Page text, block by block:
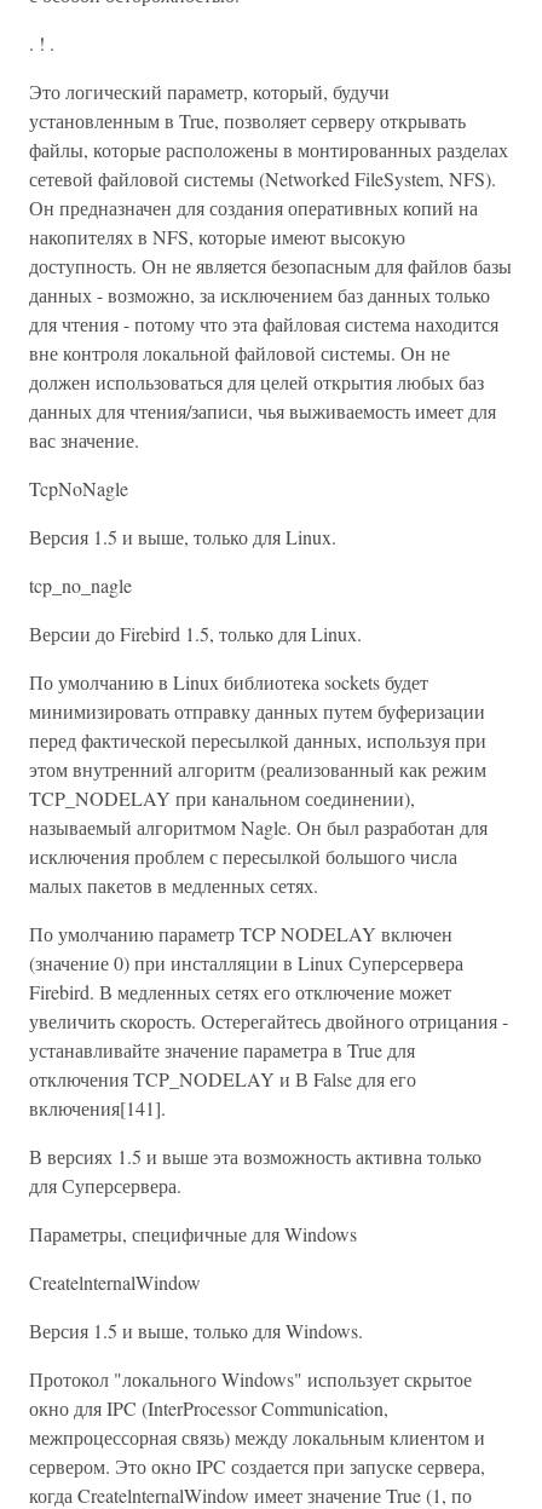
. ! .
Это логический параметр, который, будучи
установленным в True, позволяет серверу открывать
файлы, которые расположены в монтированных разделах
сетевой файловой системы (Networked FileSystem, NFS).
Он предназначен для создания оперативных копий на
накопителях в NFS, которые имеют высокую
доступность. Он не является безопасным для файлов базы
данных - возможно, за исключением баз данных только
для чтения - потому что эта файловая система находится
вне контроля локальной файловой системы. Он не
должен использоваться для целей открытия любых баз
данных для чтения/записи, чья выживаемость имеет для
вас значение.
TcpNoNagle
Версия 1.5 и выше, только для Linux.
tcp_no_nagle
Версии до Firebird 1.5, только для Linux.
По умолчанию в Linux библиотека sockets будет
минимизировать отправку данных путем буферизации
перед фактической пересылкой данных, используя при
этом внутренний алгоритм (реализованный как режим
TCP_NODELAY при канальном соединении),
называемый алгоритмом Nagle. Он был разработан для
исключения проблем с пересылкой большого числа
малых пакетов в медленных сетях.
По умолчанию параметр TCP NODELAY включен
(значение 0) при инсталляции в Linux Суперсервера
Firebird. В медленных сетях его отключение может
увеличить скорость. Остерегайтесь двойного отрицания -
устанавливайте значение параметра в True для
отключения TCP_NODELAY и В False для его
включения[141].
В версиях 1.5 и выше эта возможность активна только
для Суперсервера.
Параметры, специфичные для Windows
CreatelnternalWindow
Версия 1.5 и выше, только для Windows.
Протокол "локального Windows" использует скрытое
окно для IPC (InterProcessor Communication,
межпроцессорная связь) между локальным клиентом и
сервером. Это окно IPC создается при запуске сервера,
когда CreatelnternalWindow имеет значение True (1, по